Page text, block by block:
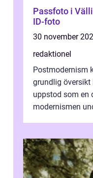
Passfoto i
ID-foto
30 november
redaktionel
Postmodernism
grundlig
uppstod som en
modernismen